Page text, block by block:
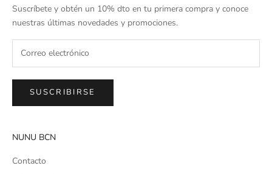
Suscríbete y obtén un 10% dto en tu primera compra y conoce
nuestras últimas novedades y promociones.
SUSCRIBIRSE
NUNU BCN
Contacto